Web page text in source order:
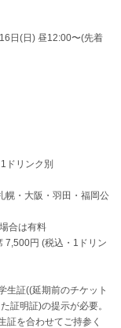
日(日) 昼12:00〜(先着
ドリンク別
・大阪・羽田・福岡公
合は有料
7,500円 (税込・1ドリン
生証((延期前のチケット
証明証)の提示が必要。
証を合わせてご持参く